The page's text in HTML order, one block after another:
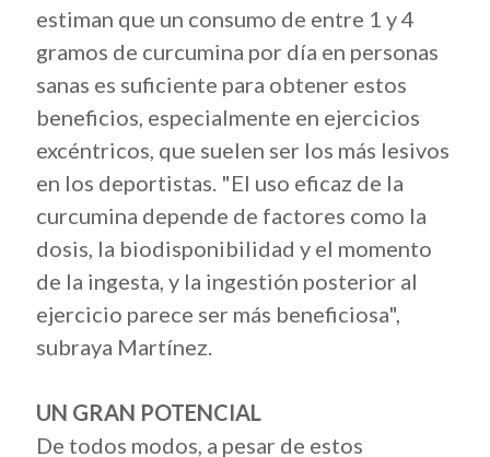
estiman que un consumo de entre 1 y 4
gramos de curcumina por día en personas
sanas es suficiente para obtener estos
beneficios, especialmente en ejercicios
excéntricos, que suelen ser los más lesivos
en los deportistas. "El uso eficaz de la
curcumina depende de factores como la
dosis, la biodisponibilidad y el momento
de la ingesta, y la ingestión posterior al
ejercicio parece ser más beneficiosa",
subraya Martínez.
UN GRAN POTENCIAL
De todos modos, a pesar de estos